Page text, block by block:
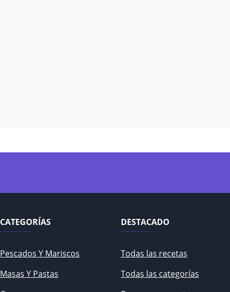
CATEGORÍAS
Pescados Y Mariscos
Masas Y Pastas
DESTACADO
Todas las recetas
Todas las categorías